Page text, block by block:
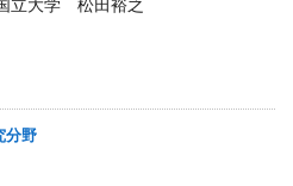
立大学 松田裕之
分野